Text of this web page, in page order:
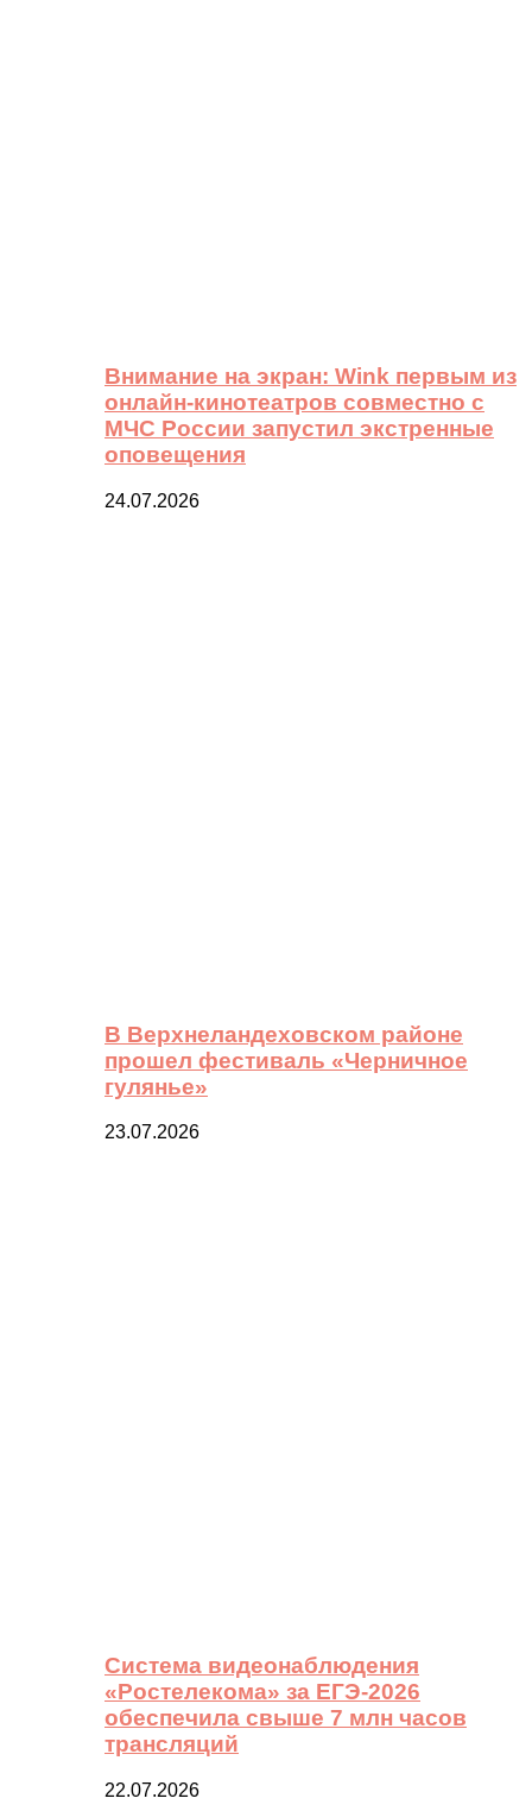
Внимание на экран: Wink первым из
онлайн-кинотеатров совместно с
МЧС России запустил экстренные
оповещения
24.07.2026
В Верхнеландеховском районе
прошел фестиваль «Черничное
гулянье»
23.07.2026
Система видеонаблюдения
«Ростелекома» за ЕГЭ-2026
обеспечила свыше 7 млн часов
трансляций
22.07.2026